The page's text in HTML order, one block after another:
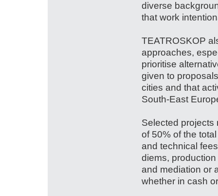
diverse
that work
TEATROSKOP
approaches,
prioritise
given to
cities and that
South-East
Selected projects
of 50% of the
and technical
diems,
and mediation or
whether in cash